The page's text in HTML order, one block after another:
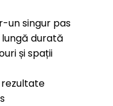
un singur pas
durată
și spații